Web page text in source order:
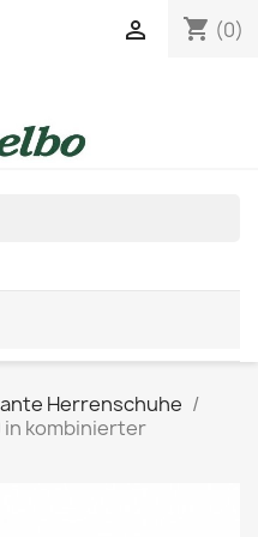
shopping_cart (0)

Herrenschuhe
in kombinierter